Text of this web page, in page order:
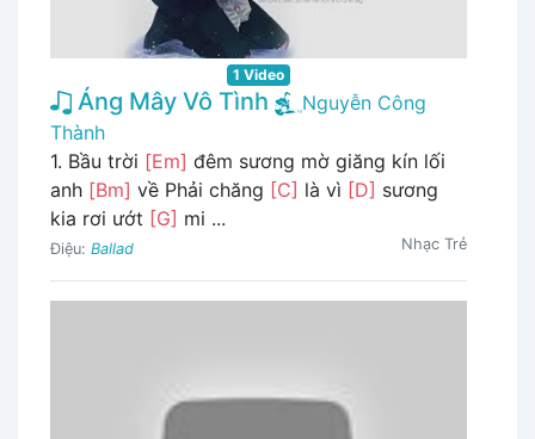
1 Video
Áng Mây Vô Tình
Nguyễn Công
Thành
1. Bầu trời [Em] đêm sương mờ giăng kín lối
anh [Bm] về Phải chăng [C] là vì [D] sương
kia rơi ướt [G] mi ...
Điệu: Ballad Nhạc Trẻ